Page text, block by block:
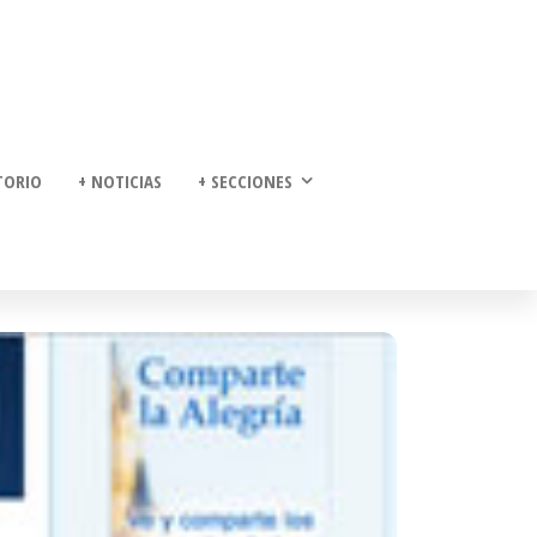
+ NOTICIAS + SECCIONES